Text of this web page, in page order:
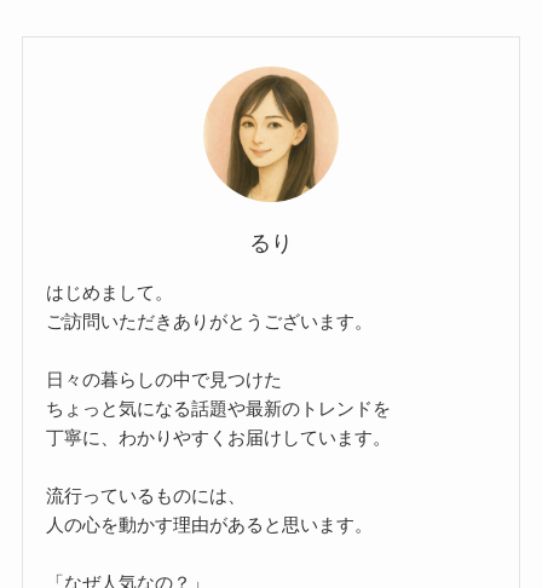
るり
はじめまして。
ご訪問いただきありがとうございます。
日々の暮らしの中で見つけた
ちょっと気になる話題や最新のトレンドを
丁寧に、わかりやすくお届けしています。
流行っているものには、
人の心を動かす理由があると思います。
「なぜ人気なの？」